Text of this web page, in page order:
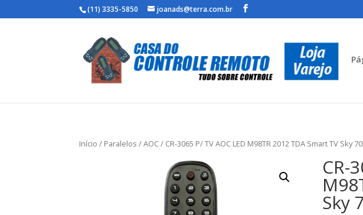
(11) 3335-5850 joanads@terra.com.br
Início / Paralelos /AOC/ CR-3065 P/ TV AOC LED M98TR 2012 TDA Smart TV Sky
CR-
Sky